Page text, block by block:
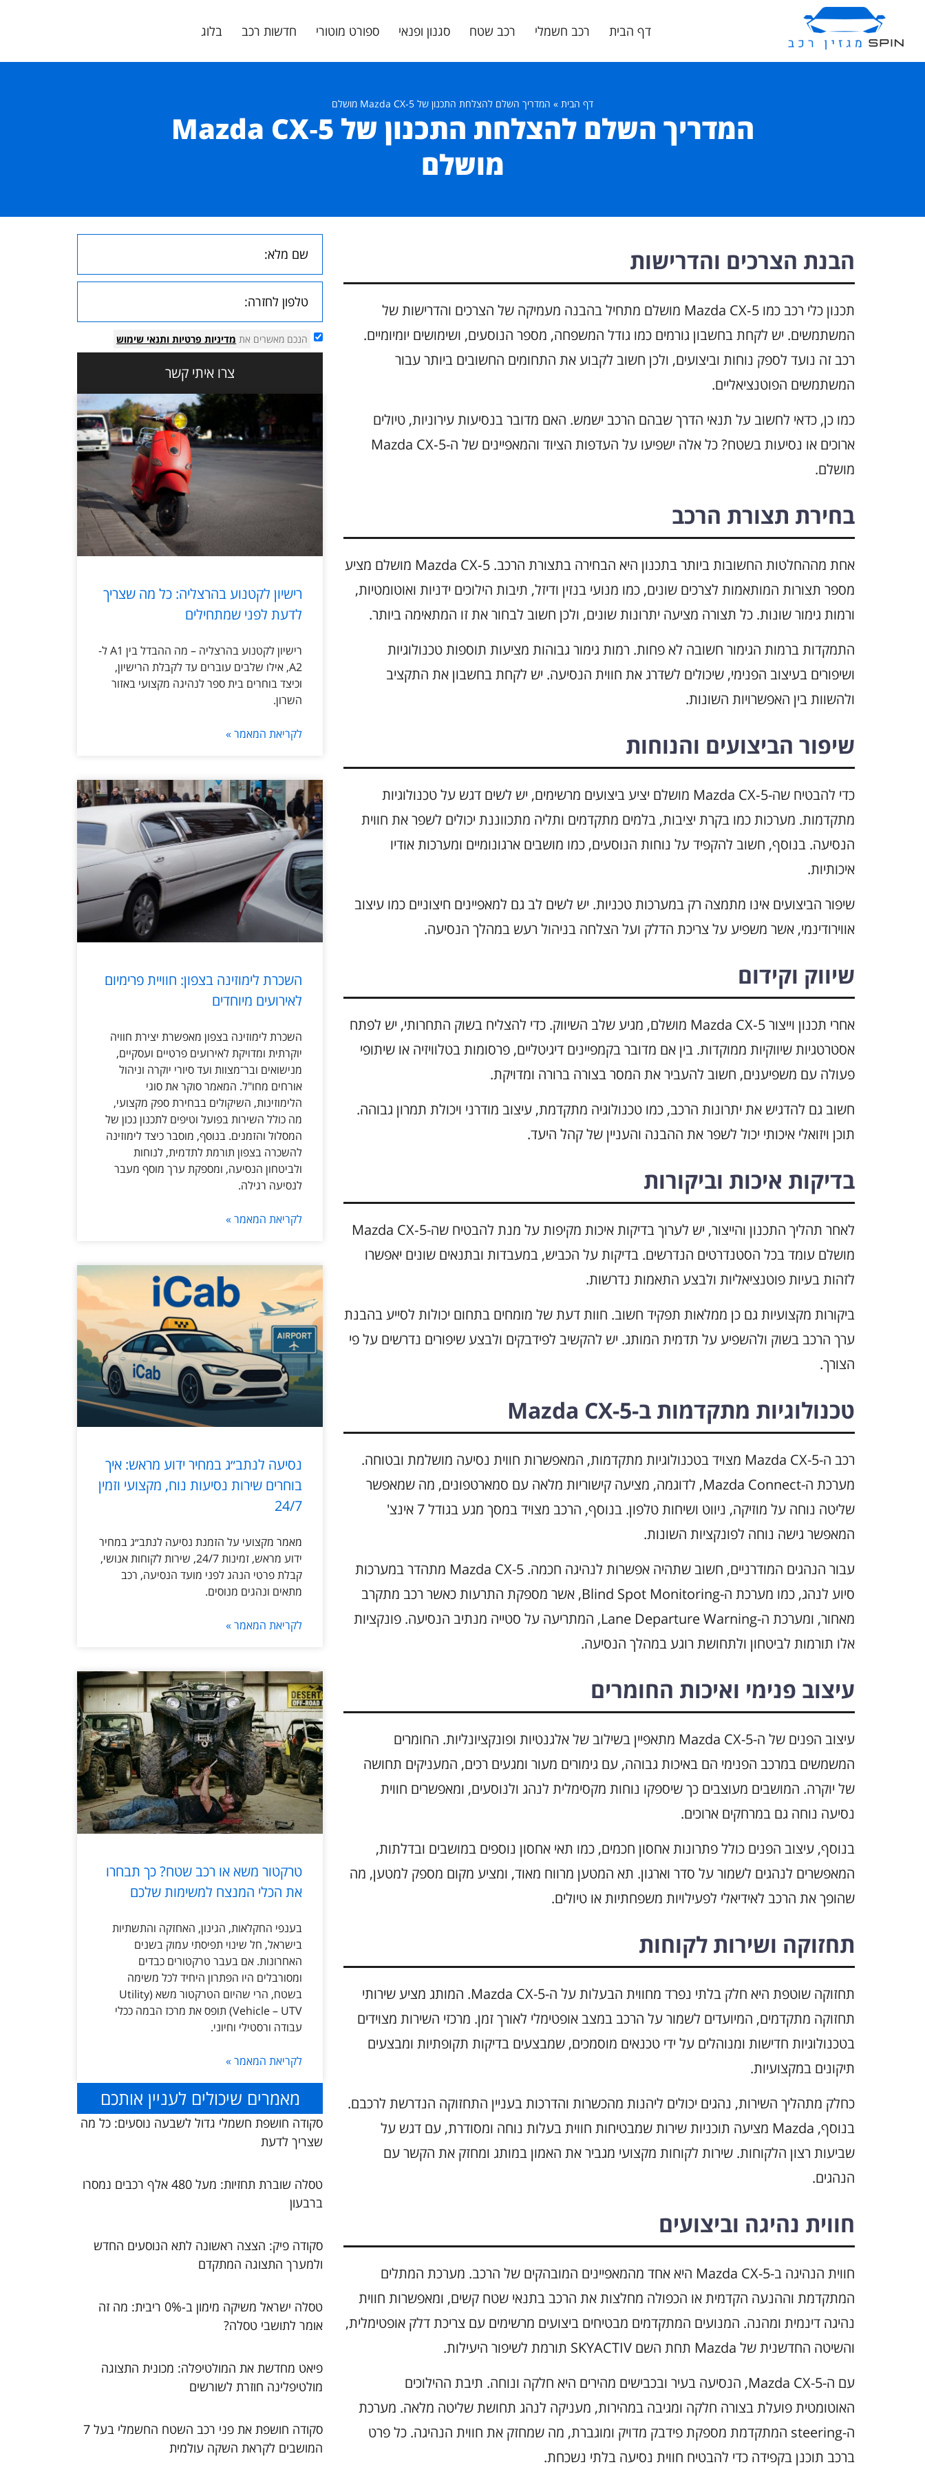
דף הבית רכב חשמלי רכב שטח סגנון ופנאי ספורט מוטורי חדשות רכב בלוג
דף הבית » המדריך השלם להצלחת התכנון של Mazda CX‑5 מושלם
המדריך השלם להצלחת התכנון של Mazda CX‑5
מושלם
הבנת הצרכים והדרישות
תכנון כלי רכב כמו Mazda CX‑5 מושלם מתחיל בהבנה מעמיקה של הצרכים והדרישות של
המשתמשים. יש לקחת בחשבון גורמים כמו גודל המשפחה, מספר הנוסעים, ושימושים יומיומיים.
רכב זה נועד לספק נוחות וביצועים, ולכן חשוב לקבוע את התחומים החשובים ביותר עבור
המשתמשים הפוטנציאליים.
כמו כן, כדאי לחשוב על תנאי הדרך שבהם הרכב ישמש. האם מדובר בנסיעות עירוניות, טיולים
ארוכים או נסיעות בשטח? כל אלה ישפיעו על העדפות הציוד והמאפיינים של ה-Mazda CX‑5
מושלם.
בחירת תצורת הרכב
אחת מההחלטות החשובות ביותר בתכנון היא הבחירה בתצורת הרכב. Mazda CX‑5 מושלם מציע
מספר תצורות המותאמות לצרכים שונים, כמו מנועי בנזין ודיזל, תיבות הילוכים ידניות ואוטומטיות,
ורמות גימור שונות. כל תצורה מציעה יתרונות שונים, ולכן חשוב לבחור את זו המתאימה ביותר.
התמקדות ברמות הגימור חשובה לא פחות. רמות גימור גבוהות מציעות תוספות טכנולוגיות
ושיפורים בעיצוב הפנימי, שיכולים לשדרג את חווית הנסיעה. יש לקחת בחשבון את התקציב
ולהשוות בין האפשרויות השונות.
שיפור הביצועים והנוחות
כדי להבטיח שה-Mazda CX‑5 מושלם יציע ביצועים מרשימים, יש לשים דגש על טכנולוגיות
מתקדמות. מערכות כמו בקרת יציבות, בלמים מתקדמים ותליה מתכווננת יכולים לשפר את חווית
הנסיעה. בנוסף, חשוב להקפיד על נוחות הנוסעים, כמו מושבים ארגונומיים ומערכות אודיו
איכותיות.
שיפור הביצועים אינו מתמצה רק במערכות טכניות. יש לשים לב גם למאפיינים חיצוניים כמו עיצוב
אווירודינמי, אשר משפיע על צריכת הדלק ועל הצלחה בניהול רעש במהלך הנסיעה.
שיווק וקידום
אחרי תכנון וייצור Mazda CX‑5 מושלם, מגיע שלב השיווק. כדי להצליח בשוק התחרותי, יש לפתח
אסטרטגיות שיווקיות ממוקדות. בין אם מדובר בקמפיינים דיגיטליים, פרסומות בטלוויזיה או שיתופי
פעולה עם משפיענים, חשוב להעביר את המסר בצורה ברורה ומדויקת.
חשוב גם להדגיש את יתרונות הרכב, כמו טכנולוגיה מתקדמת, עיצוב מודרני ויכולת תמרון גבוהה.
תוכן ויזואלי איכותי יכול לשפר את ההבנה והעניין של קהל היעד.
בדיקות איכות וביקורות
לאחר תהליך התכנון והייצור, יש לערוך בדיקות איכות מקיפות על מנת להבטיח שה-Mazda CX‑5
מושלם עומד בכל הסטנדרטים הנדרשים. בדיקות על הכביש, במעבדות ובתנאים שונים יאפשרו
לזהות בעיות פוטנציאליות ולבצע התאמות נדרשות.
ביקורות מקצועיות גם כן ממלאות תפקיד חשוב. חוות דעת של מומחים בתחום יכולות לסייע בהבנת
ערך הרכב בשוק ולהשפיע על תדמית המותג. יש להקשיב לפידבקים ולבצע שיפורים נדרשים על פי
הצורך.
טכנולוגיות מתקדמות ב-Mazda CX-5
רכב ה-Mazda CX-5 מצויד בטכנולוגיות מתקדמות, המאפשרות חווית נסיעה מושלמת ובטוחה.
מערכת ה-Mazda Connect, לדוגמה, מציעה קישוריות מלאה עם סמארטפונים, מה שמאפשר
שליטה נוחה על מוזיקה, ניווט ושיחות טלפון. בנוסף, הרכב מצויד במסך מגע בגודל 7 אינצ'
המאפשר גישה נוחה לפונקציות השונות.
עבור הנהגים המודרניים, חשוב שתהיה אפשרות לנהיגה חכמה. Mazda CX-5 מתהדר במערכות
סיוע לנהג, כמו מערכת ה-Blind Spot Monitoring, אשר מספקת התרעות כאשר רכב מתקרב
מאחור, ומערכת ה-Lane Departure Warning, המתריעה על סטייה מנתיב הנסיעה. פונקציות
אלו תורמות לביטחון ולתחושת רוגע במהלך הנסיעה.
עיצוב פנימי ואיכות החומרים
עיצוב הפנים של ה-Mazda CX-5 מתאפיין בשילוב של אלגנטיות ופונקציונליות. החומרים
המשמשים במרכב הפנימי הם באיכות גבוהה, עם גימורים מעור ומגעים רכים, המעניקים תחושה
של יוקרה. המושבים מעוצבים כך שיספקו נוחות מקסימלית לנהג ולנוסעים, ומאפשרים חווית
נסיעה נוחה גם במרחקים ארוכים.
בנוסף, עיצוב הפנים כולל פתרונות אחסון חכמים, כמו תאי אחסון נוספים במושבים ובדלתות,
המאפשרים לנהגים לשמור על סדר וארגון. תא המטען מרווח מאוד, ומציע מקום מספק למטען, מה
שהופך את הרכב לאידיאלי לפעילויות משפחתיות או טיולים.
תחזוקה ושירות לקוחות
תחזוקה שוטפת היא חלק בלתי נפרד מחווית הבעלות על ה-Mazda CX-5. המותג מציע שירותי
תחזוקה מתקדמים, המיועדים לשמור על הרכב במצב אופטימלי לאורך זמן. מרכזי השירות מצוידים
בטכנולוגיות חדישות ומנוהלים על ידי טכנאים מוסמכים, שמבצעים בדיקות תקופתיות ומבצעים
תיקונים במקצועיות.
כחלק מתהליך השירות, נהגים יכולים ליהנות מהכשרות והדרכות בעניין התחזוקה הנדרשת לרכבם.
בנוסף, Mazda מציעה תוכניות שירות שמבטיחות חווית בעלות נוחה ומסודרת, עם דגש על
שביעות רצון הלקוחות. שירות לקוחות מקצועי מגביר את האמון במותג ומחזק את הקשר עם
הנהגים.
חווית נהיגה וביצועים
חווית הנהיגה ב-Mazda CX-5 היא אחד מהמאפיינים המובהקים של הרכב. מערכת המתלים
המתקדמת וההנעה הקדמית או הכפולה מחלצות את הרכב בתנאי שטח קשים, ומאפשרות חווית
נהיגה דינמית ומהנה. המנועים המתקדמים מבטיחים ביצועים מרשימים עם צריכת דלק אופטימלית,
והשיטה החדשנית של Mazda תחת השם SKYACTIV תורמת לשיפור היעילות.
עם ה-Mazda CX-5, הנסיעה בעיר ובכבישים מהירים היא חלקה ונוחה. תיבת ההילוכים
האוטומטית פועלת בצורה חלקה ומגיבה במהירות, מעניקה לנהג תחושת שליטה מלאה. מערכת
ה-steering המתקדמת מספקת פידבק מדויק ומוגברת, מה שמחזק את חווית הנהיגה. כל פרט
ברכב תוכנן בקפידה כדי להבטיח חווית נסיעה בלתי נשכחת.
הנכם מאשרים את מדיניות פרטיות ותנאי שימוש
צרו איתי קשר
רישיון לקטנוע בהרצליה: כל מה שצריך
לדעת לפני שמתחילים
רישיון לקטנוע בהרצליה – מה ההבדל בין A1 ל-
A2, אילו שלבים עוברים עד לקבלת הרישיון,
וכיצד בוחרים בית ספר לנהיגה מקצועי באזור
השרון.
לקריאת המאמר »
השכרת לימוזינה בצפון: חוויית פרימיום
לאירועים מיוחדים
השכרת לימוזינה בצפון מאפשרת יצירת חוויה
יוקרתית ומדויקת לאירועים פרטיים ועסקיים,
מנישואים ובר־מצוות ועד סיורי יוקרה וניהול
אורחים מחו"ל. המאמר סוקר את סוגי
הלימוזינות, השיקולים בבחירת ספק מקצועי,
מה כולל השירות בפועל וטיפים לתכנון נכון של
המסלול והזמנים. בנוסף, מוסבר כיצד לימוזינה
להשכרה בצפון תורמת לתדמית, לנוחות
ולביטחון הנסיעה, ומספקת ערך מוסף מעבר
לנסיעה רגילה.
לקריאת המאמר »
נסיעה לנתב״ג במחיר ידוע מראש: איך
בוחרים שירות נסיעות נוח, מקצועי וזמין
24/7
מאמר מקצועי על הזמנת נסיעה לנתב״ג במחיר
ידוע מראש, זמינות 24/7, שירות לקוחות אנושי,
קבלת פרטי הנהג לפני מועד הנסיעה, רכב
מתאים ונהגים מנוסים.
לקריאת המאמר »
טרקטור משא או רכב שטח? כך תבחרו
את הכלי המנצח למשימות שלכם
בענפי החקלאות, הגינון, האחזקה והתשתיות
בישראל, חל שינוי תפיסתי עמוק בשנים
האחרונות. אם בעבר טרקטורים כבדים
ומסורבלים היו הפתרון היחיד לכל משימה
בשטח, הרי שהיום הטרקטור משא (Utility
Vehicle – UTV) תופס את מרכז הבמה ככלי
עבודה ורסטילי וחיוני.
לקריאת המאמר »
מאמרים שיכולים לעניין אותכם
סקודה חושפת חשמלי גדול לשבעה נוסעים: כל מה
שצריך לדעת
טסלה שוברת תחזיות: מעל 480 אלף רכבים נמסרו
ברבעון
סקודה פיק: הצצה ראשונה לתא הנוסעים החדש
ולמערך התצוגה המתקדם
טסלה ישראל משיקה מימון ב-0% ריבית: מה זה
אומר לתושבי טסלה?
פיאט מחדשת את המולטיפלה: מכונית התצוגה
מולטיפלינה חוזרת לשורשים
סקודה חושפת את פני רכב השטח החשמלי בעל 7
המושבים לקראת השקה עולמית